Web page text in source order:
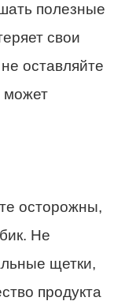
полезные
свои
оставляйте
может
осторожны,
Не
щетки,
продукта